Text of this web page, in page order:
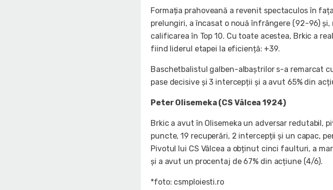
Formația prahoveană a revenit spectaculos în
prelungiri, a încasat o nouă înfrângere (92-96) și,
calificarea în Top 10. Cu toate acestea, Brkic a
fiind liderul etapei la eficiență: +39.
Baschetbalistul galben-albaștrilor s-a remarcat
pase decisive și 3 intercepții și a avut 65% din
Peter Olisemeka (CS Vâlcea 1924)
Brkic a avut în Olisemeka un adversar redutabil,
puncte, 19 recuperări, 2 intercepții și un capac,
Pivotul lui CS Vâlcea a obținut cinci faulturi, a
și a avut un procentaj de 67% din acțiune (4/6).
*foto: csmploiesti.ro